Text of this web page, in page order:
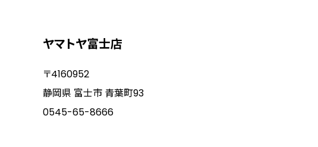
ヤマトヤ富士店
〒4160952
静岡県 富士市 青葉町93
0545-65-8666